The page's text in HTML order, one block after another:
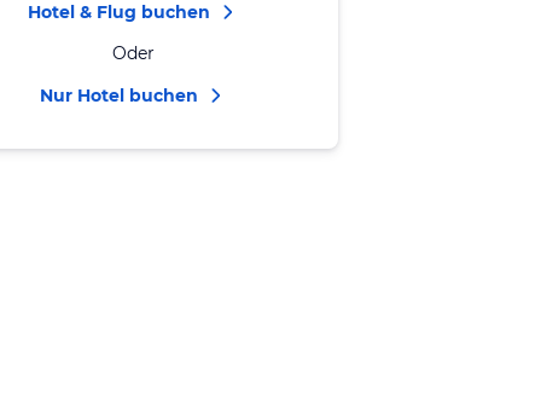
Hotel & Flug buchen
Oder
Nur Hotel buchen